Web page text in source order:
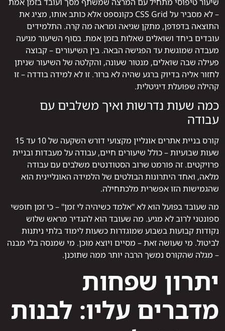
– לא מסביר על CSS Grid כקונספט אלא כותב אותו, מציג את
התוצאה בדפדפן, מתקן שגיאה ומראה מה קרה. התלמידים
עובדים ביחד ושואלים שאלות בזמן אמת. בסוף השיעור מגיעה
מעבדה שמוגשת עד הפגישה הבאה. בין השיעורים – קבוצה
פעילה שבה שואלים, מנטור שעונה, והקלטה של השיעור שניתן
לחזור אליה בדיוק ברגע שהיה לא ברור. זו לא למידה בודדה – זו
קהילה שפועלת דיגיטלית.
כמה שעות נדרשות ואיך משלבים עם
עבודה
קורס בניית אתרים אונליין מקצועי דורש השקעה של 10 עד 15
שעות שבועיות – כולל שיעורים חיים, עבודה על מעבדות ובניית
פרויקטים. זה פורמט שרוב הסטודנטים משלבים עם עבודה
מלאה, ואחד היתרונות הבולטים של הלמידה האונליינית הוא
שהגמישות הזו אפשרית מלכתחילה.
מה שעובד בפועל הוא לא "אלמד כשיהיה לי זמן" – כי זמן חופשי
ספונטני לרוב לא מגיע. מה שעובד הוא להגדיר מראש שלוש
נקודות קבועות בשבוע שמוגדרות כשעות לימוד בלתי ניתנות
לביטול. מי שעושה זאת – מסיים ויוצא מוכן. מי שמנסה בלי מבנה
– מגלה שהקורס נמשך הרבה יותר ממה שתוכנן.
יתרון שפחות
מדברים עליו: לבנות